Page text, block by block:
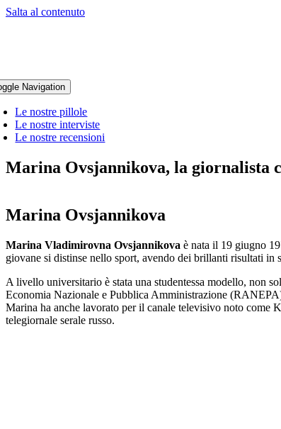
Salta al contenuto
Navigation
Le nostre pillole
Le nostre interviste
Le nostre recensioni
Marina Ovsjannikova, la giornalista
Marina Ovsjannikova
Marina Vladimirovna Ovsjannikova è nata il 19 giugno
giovane si distinse nello sport, avendo dei brillanti risultati in
A livello universitario è stata una studentessa modello, non
Economia Nazionale e Pubblica Amministrazione
Marina ha anche lavorato per il canale televisivo noto come
telegiornale serale russo.